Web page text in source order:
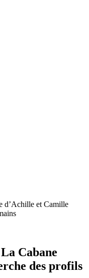
d’Achille et Camille
Cabane
des profils